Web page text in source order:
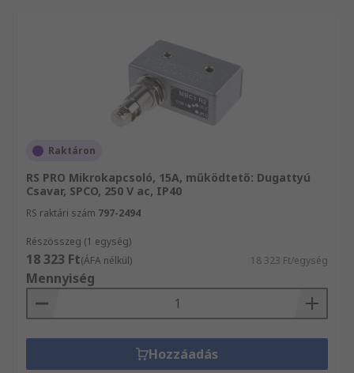
Raktáron
RS PRO Mikrokapcsoló, 15A, működtető: Dugattyú
Csavar, SPCO, 250 V ac, IP40
RS raktári szám 797-2494
Részösszeg (1 egység)
18 323 Ft(ÁFA nélkül) 18 323 Ft/egység
Mennyiség
Hozzáadás